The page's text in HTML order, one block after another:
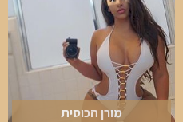
מורן הכוסית